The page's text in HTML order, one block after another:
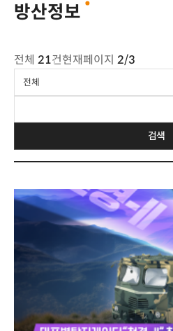
방산정보
게시판
요약설명
전체 21건현재페이지 2/3
전체
검색